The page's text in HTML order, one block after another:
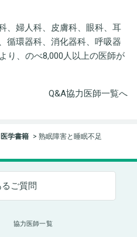
、婦人科、皮膚科、眼科、耳
循環器科、消化器科、呼吸器
り、のべ8,000人以上の医師が
Q&A協力医師一覧へ
医学書籍 熟眠障害と睡眠不足
ご質問
協力医師一覧